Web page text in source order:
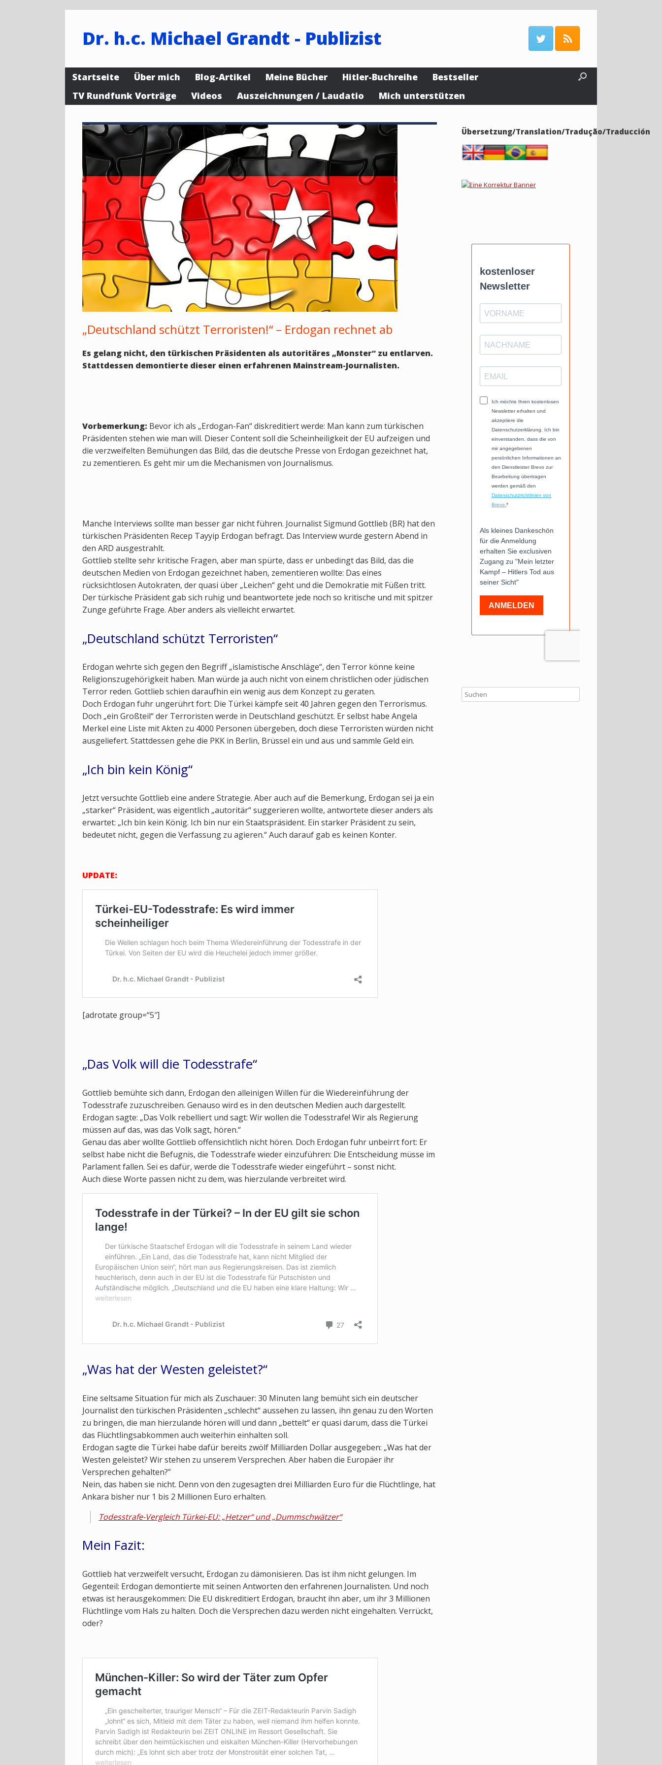
Dr. h.c. Michael Grandt - Publizist
Startseite Über mich Blog-Artikel Meine Bücher Hitler-Buchreihe
Bestseller
TV Rundfunk Vorträge
Videos Auszeichnungen / Laudatio Mich unterstützen
„Deutschland schützt Terroristen!“ – Erdogan rechnet ab
Es gelang nicht, den türkischen Präsidenten als autoritäres „Monster“ zu entlarven.
Stattdessen demontierte dieser einen erfahrenen Mainstream-Journalisten.
Vorbemerkung: Bevor ich als „Erdogan-Fan“ diskreditiert werde: Man kann zum türkischen
Präsidenten stehen wie man will. Dieser Content soll die Scheinheiligkeit der EU aufzeigen und
die verzweifelten Bemühungen das Bild, das die deutsche Presse von Erdogan gezeichnet hat,
zu zementieren. Es geht mir um die Mechanismen von Journalismus.
Manche Interviews sollte man besser gar nicht führen. Journalist Sigmund Gottlieb (BR) hat den
türkischen Präsidenten Recep Tayyip Erdogan befragt. Das Interview wurde gestern Abend in
den ARD ausgestrahlt.
Gottlieb stellte sehr kritische Fragen, aber man spürte, dass er unbedingt das Bild, das die
deutschen Medien von Erdogan gezeichnet haben, zementieren wollte: Das eines
rücksichtlosen Autokraten, der quasi über „Leichen“ geht und die Demokratie mit Füßen tritt.
Der türkische Präsident gab sich ruhig und beantwortete jede noch so kritische und mit spitzer
Zunge geführte Frage. Aber anders als vielleicht erwartet.
„Deutschland schützt Terroristen“
Erdogan wehrte sich gegen den Begriff „islamistische Anschläge“, den Terror könne keine
Religionszugehörigkeit haben. Man würde ja auch nicht von einem christlichen oder jüdischen
Terror reden. Gottlieb schien daraufhin ein wenig aus dem Konzept zu geraten.
Doch Erdogan fuhr ungerührt fort: Die Türkei kämpfe seit 40 Jahren gegen den Terrorismus.
Doch „ein Großteil“ der Terroristen werde in Deutschland geschützt. Er selbst habe Angela
Merkel eine Liste mit Akten zu 4000 Personen übergeben, doch diese Terroristen würden nicht
ausgeliefert. Stattdessen gehe die PKK in Berlin, Brüssel ein und aus und sammle Geld ein.
„Ich bin kein König“
Jetzt versuchte Gottlieb eine andere Strategie. Aber auch auf die Bemerkung, Erdogan sei ja ein
„starker“ Präsident, was eigentlich „autoritär“ suggerieren wollte, antwortete dieser anders als
erwartet: „Ich bin kein König. Ich bin nur ein Staatspräsident. Ein starker Präsident zu sein,
bedeutet nicht, gegen die Verfassung zu agieren.“ Auch darauf gab es keinen Konter.
UPDATE:
[adrotate group=“5″]
„Das Volk will die Todesstrafe“
Gottlieb bemühte sich dann, Erdogan den alleinigen Willen für die Wiedereinführung der
Todesstrafe zuzuschreiben. Genauso wird es in den deutschen Medien auch dargestellt.
Erdogan sagte: „Das Volk rebelliert und sagt: Wir wollen die Todesstrafe! Wir als Regierung
müssen auf das, was das Volk sagt, hören.“
Genau das aber wollte Gottlieb offensichtlich nicht hören. Doch Erdogan fuhr unbeirrt fort: Er
selbst habe nicht die Befugnis, die Todesstrafe wieder einzuführen: Die Entscheidung müsse im
Parlament fallen. Sei es dafür, werde die Todesstrafe wieder eingeführt – sonst nicht.
Auch diese Worte passen nicht zu dem, was hierzulande verbreitet wird.
„Was hat der Westen geleistet?“
Eine seltsame Situation für mich als Zuschauer: 30 Minuten lang bemüht sich ein deutscher
Journalist den türkischen Präsidenten „schlecht“ aussehen zu lassen, ihn genau zu den Worten
zu bringen, die man hierzulande hören will und dann „bettelt“ er quasi darum, dass die Türkei
das Flüchtlingsabkommen auch weiterhin einhalten soll.
Erdogan sagte die Türkei habe dafür bereits zwölf Milliarden Dollar ausgegeben: „Was hat der
Westen geleistet? Wir stehen zu unserem Versprechen. Aber haben die Europäer ihr
Versprechen gehalten?”
Nein, das haben sie nicht. Denn von den zugesagten drei Milliarden Euro für die Flüchtlinge, hat
Ankara bisher nur 1 bis 2 Millionen Euro erhalten.
Todesstrafe-Vergleich Türkei-EU: „Hetzer“ und „Dummschwätzer“
Mein Fazit:
Gottlieb hat verzweifelt versucht, Erdogan zu dämonisieren. Das ist ihm nicht gelungen. Im
Gegenteil: Erdogan demontierte mit seinen Antworten den erfahrenen Journalisten. Und noch
etwas ist herausgekommen: Die EU diskreditiert Erdogan, braucht ihn aber, um ihr 3 Millionen
Flüchtlinge vom Hals zu halten. Doch die Versprechen dazu werden nicht eingehalten. Verrückt,
oder?
Übersetzung/Translation/Tradução/Traducción